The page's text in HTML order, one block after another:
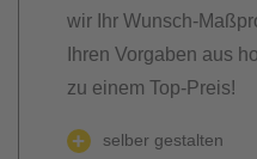
wir Ihr Wunsch-
Ihren Vorgaben aus
zu einem Top-Preis!
selber gestalten